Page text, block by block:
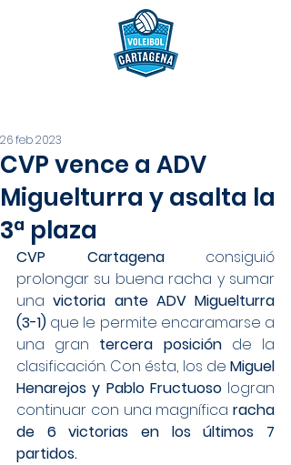
CVP vence a ADV
Miguelturra y asalta la
3ª plaza
26 feb 2023
CVP Cartagena consiguió
prolongar su buena racha y sumar
una victoria ante ADV Miguelturra
(3-1) que le permite encaramarse a
una gran tercera posición de la
clasificación. Con ésta, los de Miguel
Henarejos y Pablo Fructuoso logran
continuar con una magnífica racha
de 6 victorias en los últimos 7
partidos.